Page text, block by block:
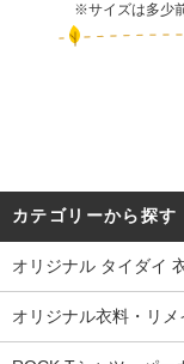
※サイズは多少
カテゴリーから探す
オリジナル タイダイ
オリジナル衣料・リメ